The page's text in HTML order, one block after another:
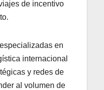
de incentivo
en
internacional
y redes de
al volumen de